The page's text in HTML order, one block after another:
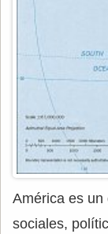
América es un
sociales,